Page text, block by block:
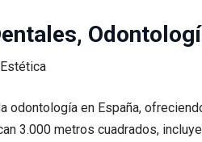
odontología en España,
3.000 metros cuadrados,